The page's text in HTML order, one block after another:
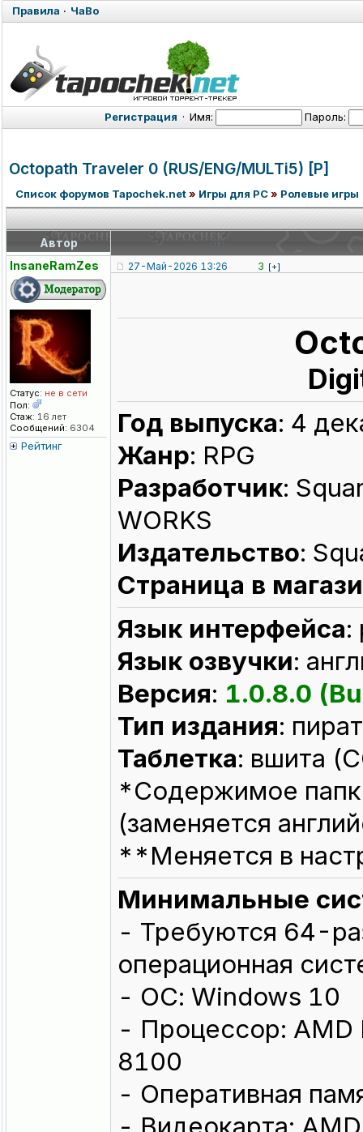
Правила · ЧаВо
Регистрация · Имя: Пароль:
Octopath Traveler 0 (RUS/ENG/MULTi5) [P]
Список форумов Tapochek.net» Игры для PC» Ролевые игры
Автор
InsaneRamZes
Статус: не в сети
Пол:
Стаж: 16 лет
Сообщений: 6304
Рейтинг
27-Май-2026 13:26 3 [+]
Год выпуска: 4
Жанр: RPG
Разработчик:
WORKS
Издательство:
Страница в
Язык интерфейса:
Язык озвучки:
Версия: 1.0.8.0
Тип издания:
Таблeтка: вшита
*Содержимое
(заменяется
**Меняется в
Минимальные
- Требуются 64-
операционная
- ОС: Windows 10
- Процессор:
8100
- Оперативная